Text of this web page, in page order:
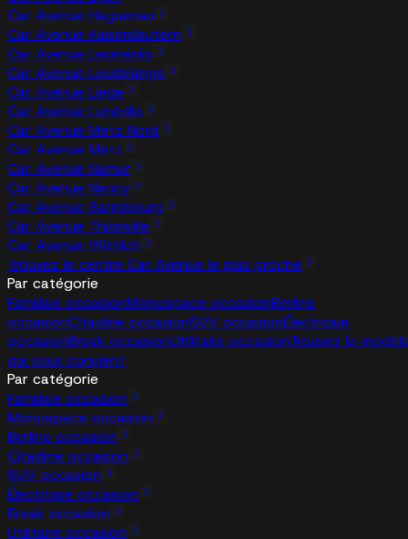
Car Avenue Haguenau
Car Avenue Kaiserslautern
Car Avenue Lesménils
Car Avenue Leudelange
Car Avenue Liege
Car Avenue Lunéville
Car Avenue Metz Nord
Car Avenue Metz
Car Avenue Namur
Car Avenue Nancy
Car Avenue Sarrebourg
Car Avenue Thionville
Car Avenue Wittlich
Trouvez le centre Car Avenue le plus proche
Par catégorie
Familiale occasionMonospace occasionBerline
occasionCitadine occasionSUV occasionÉlectrique
occasionBreak occasionUtilitaire occasionTrouvez le
qui vous convient
Par catégorie
Familiale occasion
Monospace occasion
Berline occasion
Citadine occasion
SUV occasion
Électrique occasion
Break occasion
Utilitaire occasion